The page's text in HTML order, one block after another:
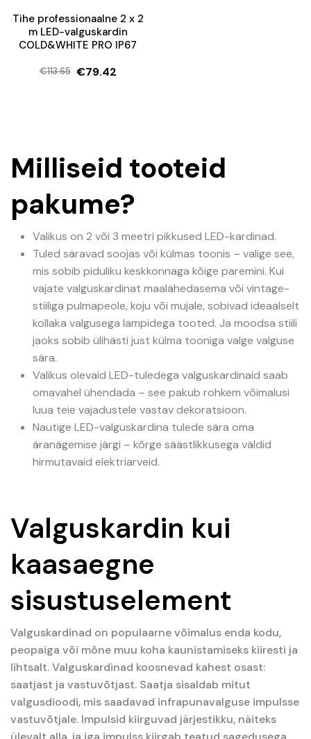
Tihe professionaalne 2 x 2
m LED-valguskardin
COLD&WHITE PRO IP67
€113.65
Algne
€79.42
Current
Milliseid tooteid
pakume?
Valikus on 2 või 3 meetri pikkused LED-kardinad.
Tuled säravad soojas või külmas toonis – valige see,
mis sobib piduliku keskkonnaga kõige paremini. Kui
vajate valguskardinat maalähedasema või vintage-
stiiliga pulmapeole, koju või mujale, sobivad ideaalselt
kollaka valgusega lampidega tooted. Ja moodsa stiili
jaoks sobib ülihästi just külma tooniga valge valguse
sära.
Valikus olevaid LED-tuledega valguskardinaid saab
omavahel ühendada – see pakub rohkem võimalusi
luua teie vajadustele vastav dekoratsioon.
Nautige LED-valguskardina tulede sära oma
äranägemise järgi – kõrge säästlikkusega väldid
hirmutavaid elektriarveid.
Valguskardin kui
kaasaegne
sisustuselement
Valguskardinad on populaarne võimalus enda kodu,
peopaiga või mõne muu koha kaunistamiseks kiiresti ja
lihtsalt. Valguskardinad koosnevad kahest osast:
saatjast ja vastuvõtjast. Saatja sisaldab mitut
valgusdioodi, mis saadavad infrapunavalguse impulsse
vastuvõtjale. Impulsid kiirguvad järjestikku, näiteks